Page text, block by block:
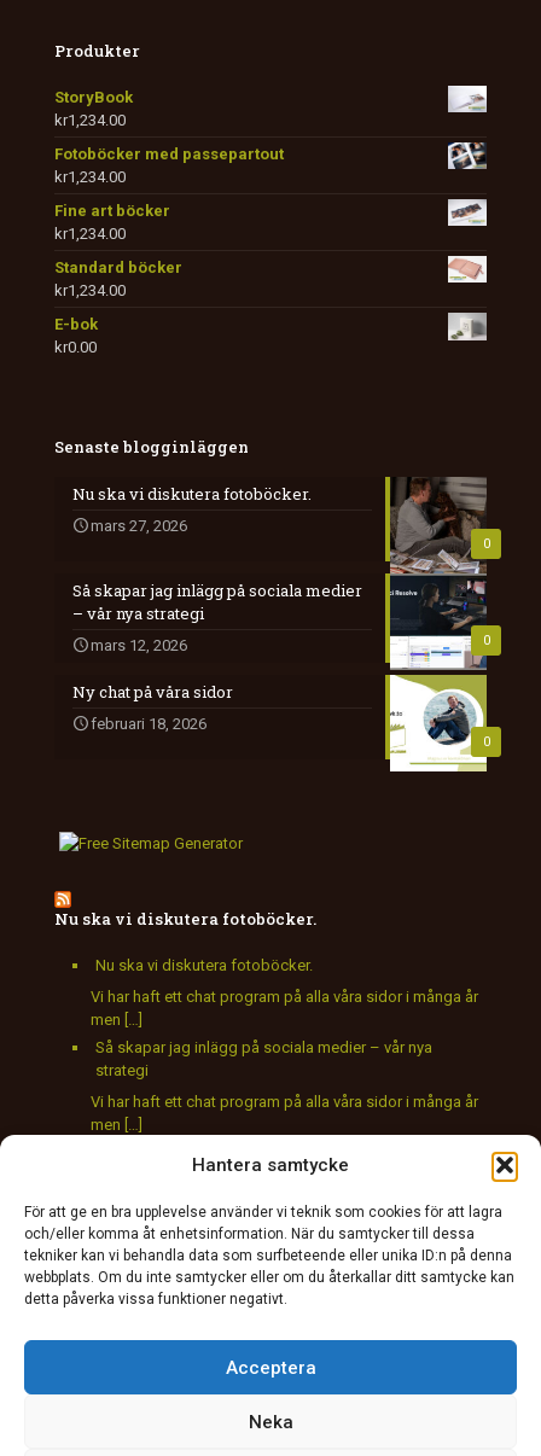
Hantera samtycke
För att ge en bra upplevelse använder vi teknik som cookies för att lagra
och/eller komma åt enhetsinformation. När du samtycker till dessa
tekniker kan vi behandla data som surfbeteende eller unika ID:n på denna
webbplats. Om du inte samtycker eller om du återkallar ditt samtycke kan
detta påverka vissa funktioner negativt.
Acceptera
Neka
Produkter
StoryBook
kr1,234.00
Fotoböcker med passepartout
kr1,234.00
Fine art böcker
kr1,234.00
Standard böcker
kr1,234.00
E-bok
kr0.00
Senaste blogginläggen
0
Nu ska vi diskutera fotoböcker.
mars 27, 2026
0
Så skapar jag inlägg på sociala medier
– vår nya strategi
mars 12, 2026
0
Ny chat på våra sidor
februari 18, 2026
Nu ska vi diskutera fotoböcker.
Nu ska vi diskutera fotoböcker.
Vi har haft ett chat program på alla våra sidor i många år
men […]
Så skapar jag inlägg på sociala medier – vår nya
strategi
Vi har haft ett chat program på alla våra sidor i många år
men […]
men […]